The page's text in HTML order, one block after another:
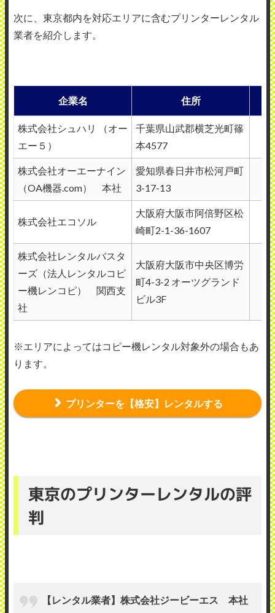
次に、東京都内を対応エリアに含むプリンターレンタル
業者を紹介します。
企業名 住所
株式会社シュハリ （オー
エー５）
千葉県山武郡横芝光町篠
本4577
株式会社オーエーナイン
（OA機器.com） 本社
愛知県春日井市松河戸町
3-17-13
株式会社エコソル
大阪府大阪市阿倍野区松
崎町2-1-36-1607
株式会社レンタルバスタ
ーズ（法人レンタルコピ
ー機レンコピ） 関西支
社
大阪府大阪市中央区博労
町4-3-2 オーツグランド
ビル3F
※エリアによってはコピー機レンタル対象外の場合もあ
ります。
プリンターを【格安】レンタルする
東京のプリンターレンタルの評
判
【レンタル業者】株式会社ジービーエス 本社